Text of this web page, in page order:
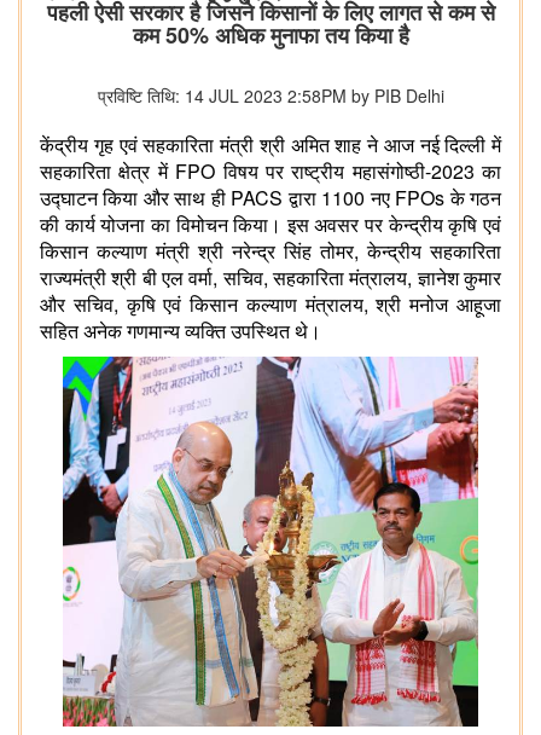
पहली ऐसी सरकार है जिसने किसानों के लिए लागत से कम से
कम 50% अधिक मुनाफा तय किया है
प्रविष्टि तिथि: 14 JUL 2023 2:58PM by PIB Delhi
केंद्रीय गृह एवं सहकारिता मंत्री श्री अमित शाह ने आज नई दिल्ली में
सहकारिता क्षेत्र में FPO विषय पर राष्ट्रीय महासंगोष्ठी-2023 का
उद्घाटन किया और साथ ही PACS द्वारा 1100 नए FPOs के गठन
की कार्य योजना का विमोचन किया। इस अवसर पर केन्द्रीय कृषि एवं
किसान कल्याण मंत्री श्री नरेन्द्र सिंह तोमर, केन्द्रीय सहकारिता
राज्यमंत्री श्री बी एल वर्मा, सचिव, सहकारिता मंत्रालय, ज्ञानेश कुमार
और सचिव, कृषि एवं किसान कल्याण मंत्रालय, श्री मनोज आहूजा
सहित अनेक गणमान्य व्यक्ति उपस्थित थे।